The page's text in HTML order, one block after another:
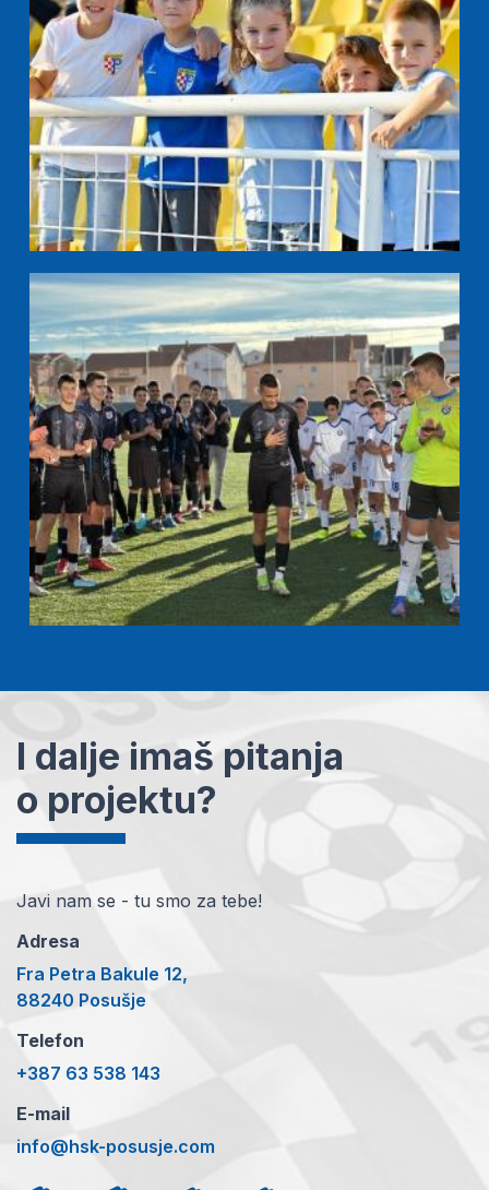
I dalje imaš pitanja
o projektu?
Javi nam se - tu smo za tebe!
Adresa
Fra Petra Bakule 12,
88240 Posušje
Telefon
+387 63 538 143
E-mail
info@hsk-posusje.com